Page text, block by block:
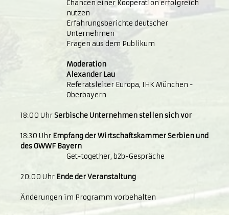
Chancen einer Kooperation erfolgreich
nutzen
Erfahrungsberichte deutscher
Unternehmen
Fragen aus dem Publikum
Moderation
Alexander Lau
Referatsleiter Europa, IHK München -
Oberbayern
18:00 UhrSerbische Unternehmen stellen sich vor
18:30 Uhr Empfang der Wirtschaftskammer Serbien und
des OWWF Bayern
Get-together, b2b-Gespräche
20:00 Uhr Ende der Veranstaltung
Änderungen im Programm vorbehalten